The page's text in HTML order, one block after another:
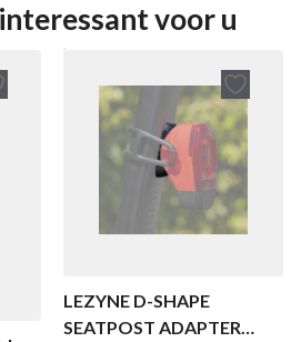
voor u
LEZYNE D-SHAPE
SEATPOST ADAPTER